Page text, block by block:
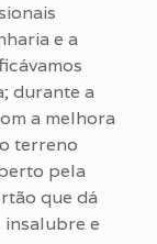
e a
durante a
a melhora
terreno
pela
que dá
insalubre e